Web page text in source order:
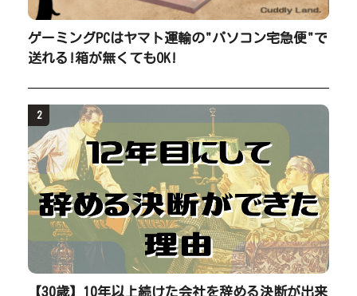
ゲーミングPCはヤマト運輸の"パソコン宅急便"で
送れる!箱が無くてもOK!
2
【30歳】10年以上続けた会社を辞める決断が出来